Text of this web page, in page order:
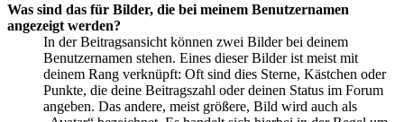
Was sind das für Bilder, die bei meinem Benutzernamen
angezeigt werden?
In der Beitragsansicht können zwei Bilder bei deinem
Benutzernamen stehen. Eines dieser Bilder ist meist mit
deinem Rang verknüpft: Oft sind dies Sterne, Kästchen oder
Punkte, die deine Beitragszahl oder deinen Status im Forum
angeben. Das andere, meist größere, Bild wird auch als